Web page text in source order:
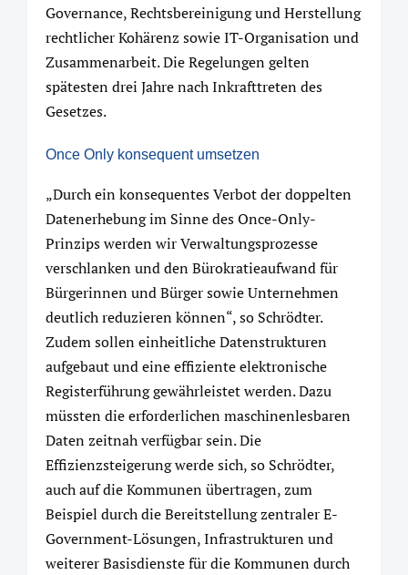
Governance, Rechtsbereinigung und Herstellung
rechtlicher Kohärenz sowie IT-Organisation und
Zusammenarbeit. Die Regelungen gelten
spätesten drei Jahre nach Inkrafttreten des
Gesetzes.
Once Only konsequent umsetzen
„Durch ein konsequentes Verbot der doppelten
Datenerhebung im Sinne des Once-Only-
Prinzips werden wir Verwaltungsprozesse
verschlanken und den Bürokratieaufwand für
Bürgerinnen und Bürger sowie Unternehmen
deutlich reduzieren können“, so Schrödter.
Zudem sollen einheitliche Datenstrukturen
aufgebaut und eine effiziente elektronische
Registerführung gewährleistet werden. Dazu
müssten die erforderlichen maschinenlesbaren
Daten zeitnah verfügbar sein. Die
Effizienzsteigerung werde sich, so Schrödter,
auch auf die Kommunen übertragen, zum
Beispiel durch die Bereitstellung zentraler E-
Government-Lösungen, Infrastrukturen und
weiterer Basisdienste für die Kommunen durch